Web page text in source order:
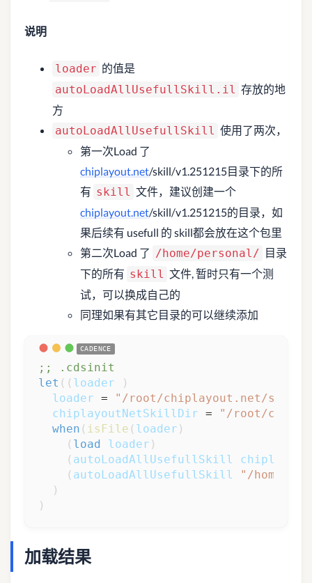
说明
loader 的值是
autoLoadAllUsefullSkill.il 存放的地
方
autoLoadAllUsefullSkill 使用了两次，
第一次Load 了
chiplayout.net/skill/v1.251215目录下的所
有 skill 文件，建议创建一个
chiplayout.net/skill/v1.251215的目录，如
果后续有 usefull 的 skill都会放在这个包里
第二次Load 了 /home/personal/ 目录
下的所有 skill 文件, 暂时只有一个测
试，可以换成自己的
同理如果有其它目录的可以继续添加
;; .cdsinit
let ( ( loader
)
loader =
"/root/chiplayout.net/skill/
chiplayoutNetSkillDir =
"/root/
when ( isFile ( loader )
( load loader )
( autoLoadAllUsefullSkill
( autoLoadAllUsefullSkill
"/home/
)
)
加载结果